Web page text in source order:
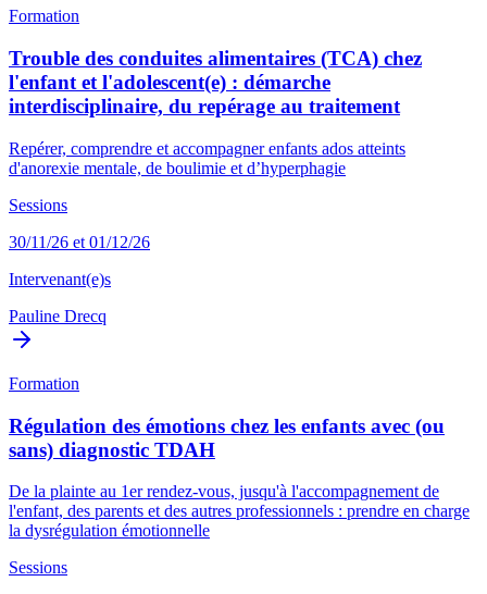
Formation
Trouble des conduites alimentaires (TCA) chez
l'enfant et l'adolescent(e) : démarche
interdisciplinaire, du repérage au traitement
Repérer, comprendre et accompagner enfants ados atteints
d'anorexie mentale, de boulimie et d’hyperphagie
Sessions
30/11/26 et 01/12/26
Intervenant(e)s
Pauline Drecq
Formation
Régulation des émotions chez les enfants avec (ou
sans) diagnostic TDAH
De la plainte au 1er rendez-vous, jusqu'à l'accompagnement de
l'enfant, des parents et des autres professionnels : prendre en charge
la dysrégulation émotionnelle
Sessions